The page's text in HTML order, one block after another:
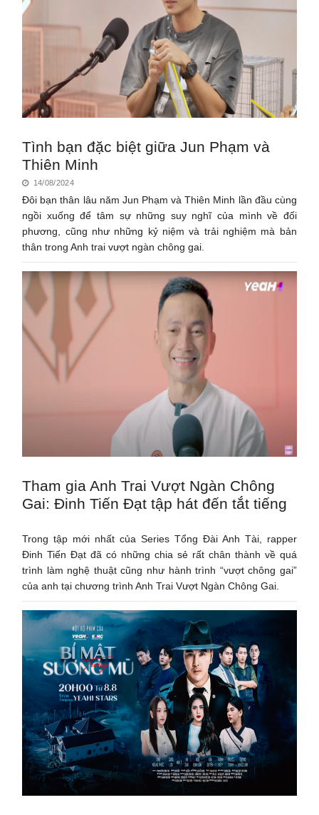
Tình bạn đặc biệt giữa Jun Phạm và
Thiên Minh
14/08/2024
Đôi bạn thân lâu năm Jun Phạm và Thiên Minh lần đầu cùng
ngồi xuống để tâm sự những suy nghĩ của mình về đối
phương, cũng như những kỷ niệm và trải nghiệm mà bản
thân trong Anh trai vượt ngàn chông gai.
Tham gia Anh Trai Vượt Ngàn Chông
Gai: Đinh Tiến Đạt tập hát đến tắt tiếng
Trong tập mới nhất của Series Tổng Đài Anh Tài, rapper
Đinh Tiến Đạt đã có những chia sẻ rất chân thành về quá
trình làm nghệ thuật cũng như hành trình “vượt chông gai”
của anh tại chương trình Anh Trai Vượt Ngàn Chông Gai.